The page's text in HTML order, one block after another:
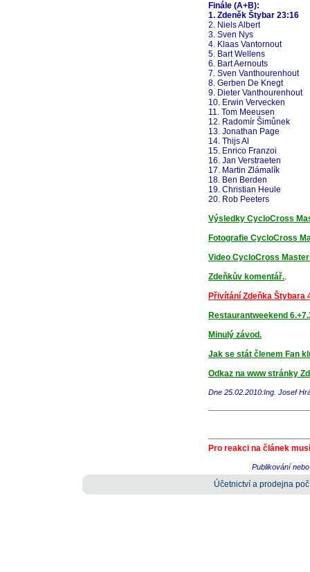
Finále (A+B):
1. Zdeněk Štybar 23:16
2. Niels Albert
3. Sven Nys
4. Klaas Vantornout
5. Bart Wellens
6. Bart Aernouts
7. Sven Vanthourenhout
8. Gerben De Knegt
9. Dieter Vanthourenhout
10. Erwin Vervecken
11. Tom Meeusen
12. Radomír Šimůnek
13. Jonathan Page
14. Thijs Al
15. Enrico Franzoi
16. Jan Verstraeten
17. Martin Zlámalík
18. Ben Berden
19. Christian Heule
20. Rob Peeters
Výsledky CycloCross
Fotografie CycloCross
Video CycloCross
Zdeňkův komentář..
Přivítání Zdeňka Štybara
Restaurantweekend
Minulý závod.
Jak se stát členem Fan
Odkaz na www stránky
Dne 25.02.2010:Ing. Josef
Pro reakci na článek
Publikování
Účetnictví a prodejna